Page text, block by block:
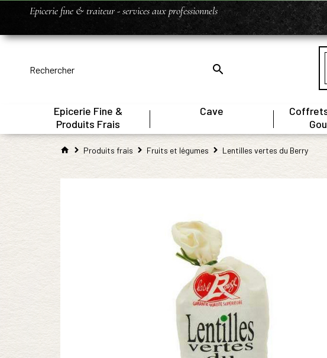
Epicerie fine & traiteur - services aux professionnels
Epicerie Fine &
Produits Frais
Cave
Produits frais Fruits et légumes Lentilles vertes du Berry